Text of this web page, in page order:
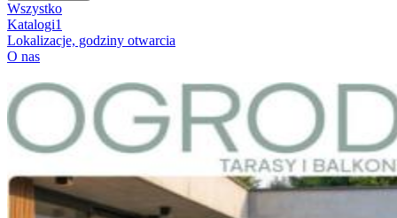
Wszystko
Katalogi1
Lokalizacje, godziny otwarcia
O nas